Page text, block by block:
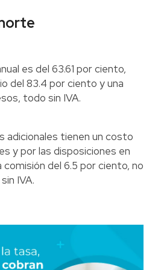
es del 63.61 por ciento,
del 83.4 por ciento y una
todo sin IVA.
adicionales tienen un costo
y por las disposiciones en
del 6.5 por ciento, no
IVA.